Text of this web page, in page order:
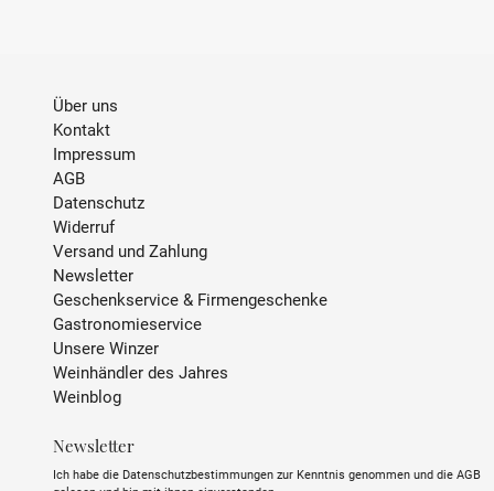
ALKOHOLGEHALT
TRINKTEMPERATUR
SULFITE
ABFÜLLER / IMPORTEUR
33190 La Réole, France
Über uns
Kontakt
Impressum
AGB
Datenschutz
Widerruf
Versand und Zahlung
Newsletter
Geschenkservice & Firmengeschenke
Gastronomieservice
Unsere Winzer
Weinhändler des Jahres
Weinblog
Newsletter
Ich habe die Datenschutzbestimmungen zur Kenntnis genommen und die AGB